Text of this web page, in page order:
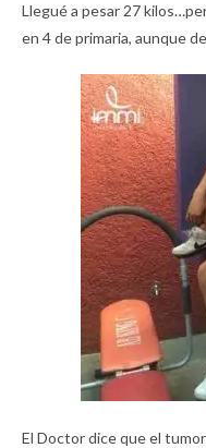
Llegué a pesar 27
en 4 de primaria, aunque
El Doctor dice que el